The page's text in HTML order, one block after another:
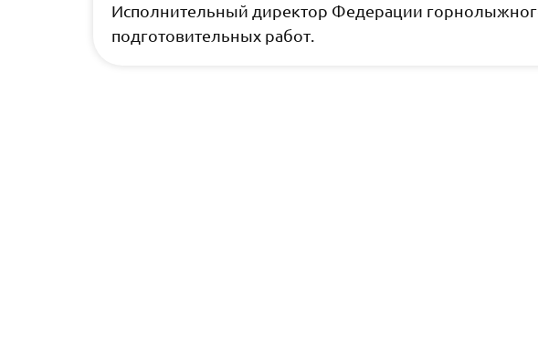
Исполнительный директор Федерации
подготовительных работ.